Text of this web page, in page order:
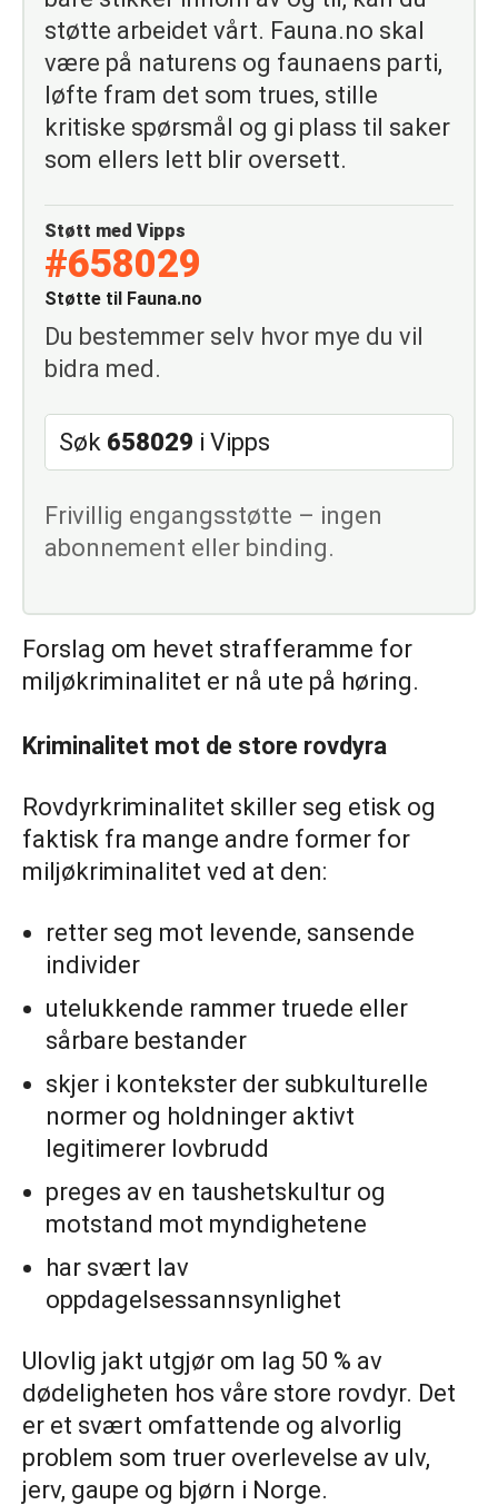
støtte arbeidet vårt. Fauna.no skal
være på naturens og faunaens parti,
løfte fram det som trues, stille
kritiske spørsmål og gi plass til saker
som ellers lett blir oversett.
Støtt med Vipps
#658029
Støtte til Fauna.no
Du bestemmer selv hvor mye du vil
bidra med.
Søk 658029 i Vipps
Frivillig engangsstøtte – ingen
abonnement eller binding.
Forslag om hevet strafferamme for
miljøkriminalitet er nå ute på høring.
Kriminalitet mot de store rovdyra
Rovdyrkriminalitet skiller seg etisk og
faktisk fra mange andre former for
miljøkriminalitet ved at den:
retter seg mot levende, sansende
individer
utelukkende rammer truede eller
sårbare bestander
skjer i kontekster der subkulturelle
normer og holdninger aktivt
legitimerer lovbrudd
preges av en taushetskultur og
motstand mot myndighetene
har svært lav
oppdagelsessannsynlighet
Ulovlig jakt utgjør om lag 50 % av
dødeligheten hos våre store rovdyr. Det
er et svært omfattende og alvorlig
problem som truer overlevelse av ulv,
jerv, gaupe og bjørn i Norge.